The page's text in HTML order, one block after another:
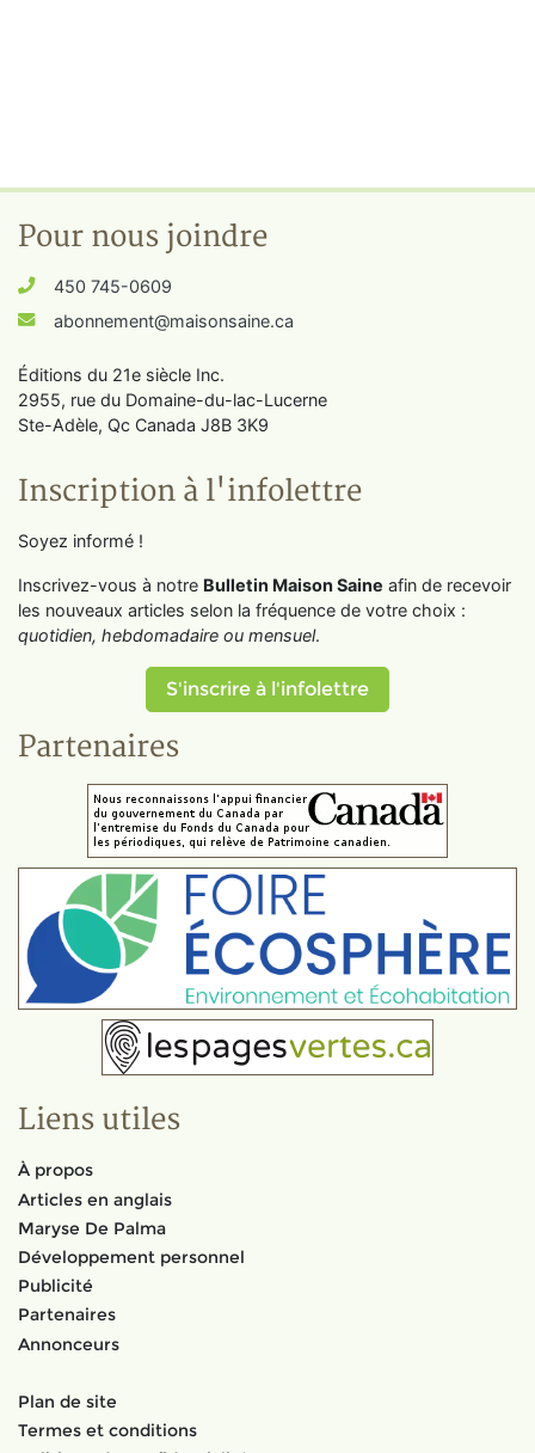
Pour nous joindre
450 745-0609
abonnement@maisonsaine.ca
Éditions du 21e siècle Inc.
2955, rue du Domaine-du-lac-Lucerne
Ste-Adèle, Qc Canada J8B 3K9
Inscription à l'infolettre
Soyez informé !
Inscrivez-vous à notre Bulletin Maison Saine afin de recevoir
les nouveaux articles selon la fréquence de votre choix :
quotidien, hebdomadaire ou mensuel.
S'inscrire à l'infolettre
Partenaires
Liens utiles
À propos
Articles en anglais
Maryse De Palma
Développement personnel
Publicité
Partenaires
Annonceurs
Plan de site
Termes et conditions